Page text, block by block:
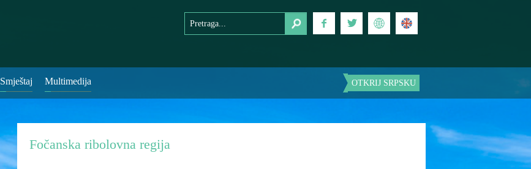
Smještaj Multimedija OTKRIJ SRPSKU
Fočanska ribolovna regija